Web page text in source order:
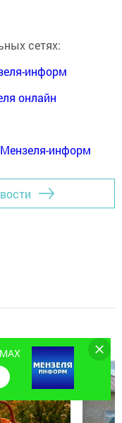
сетях:
информ
онлайн
информ